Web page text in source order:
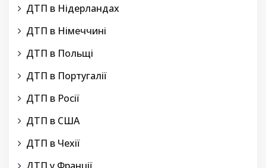
ДТП в Нідерландах
ДТП в Німеччині
ДТП в Польщі
ДТП в Португалії
ДТП в Росії
ДТП в США
ДТП в Чехії